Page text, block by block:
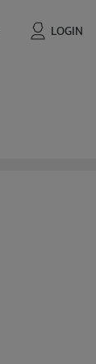
LOGIN